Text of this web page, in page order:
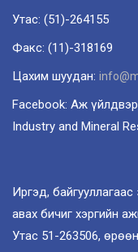
Утас: (51)-264155
Факс: (11)-318169
Цахим шуудан:
Facebook: Аж
Industry and Mineral
Иргэд,
авах бичиг хэргийн
Утас 51-263506,